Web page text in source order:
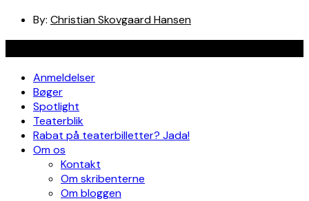
By: Christian Skovgaard Hansen
Anmeldelser
Bøger
Spotlight
Teaterblik
Rabat på teaterbilletter? Jada!
Om os
Kontakt
Om skribenterne
Om bloggen